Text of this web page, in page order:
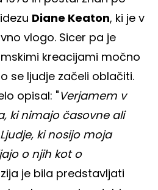
Diane Keaton, ki je v
vlogo. Sicer pa je
kreacijami močno
se ljudje začeli oblačiti.
opisal: "Verjamem v
ki nimajo časovne ali
ki nosijo moja
o njih kot o
je bila predstavljati